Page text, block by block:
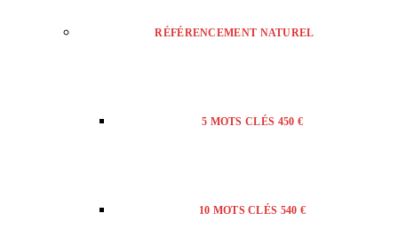
RÉFÉRENCEMENT NATUREL
5 MOTS CLÉS 450 €
10 MOTS CLÉS 540 €